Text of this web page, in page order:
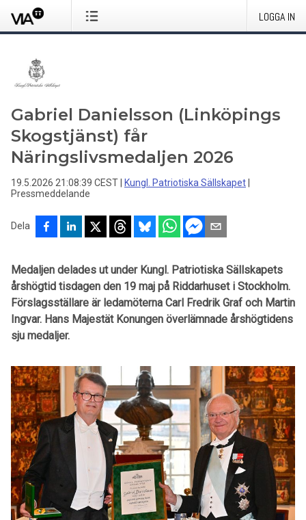
LOGGA IN
Gabriel Danielsson (Linköpings
Skogstjänst) får
Näringslivsmedaljen 2026
19.5.2026 21:08:39 CEST Kungl. Patriotiska Sällskapet
Pressmeddelande
Dela
Medaljen delades ut under Kungl. Patriotiska Sällskapets
årshögtid tisdagen den 19 maj på Riddarhuset i Stockholm.
Förslagsställare är ledamöterna Carl Fredrik Graf och Martin
Ingvar. Hans Majestät Konungen överlämnade årshögtidens
sju medaljer.